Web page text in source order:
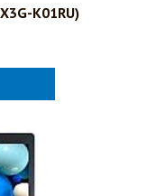
K01RU)